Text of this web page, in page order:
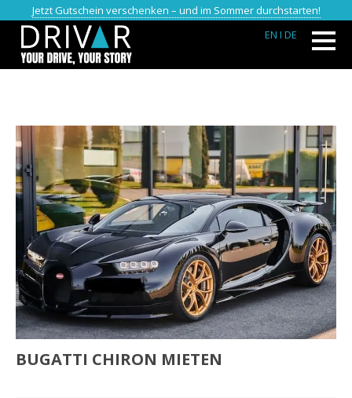
Jetzt Gutschein verschenken – und im Sommer durchstarten!
EN I DE
BUGATTI CHIRON MIETEN